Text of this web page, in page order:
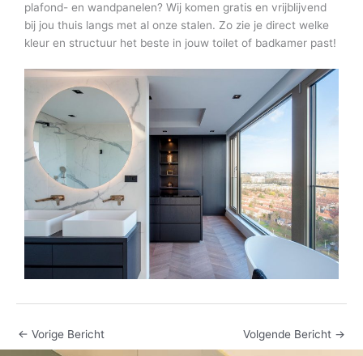
plafond- en wandpanelen? Wij komen gratis en vrijblijvend
bij jou thuis langs met al onze stalen. Zo zie je direct welke
kleur en structuur het beste in jouw toilet of badkamer past!
← Vorige Bericht Volgende Bericht →